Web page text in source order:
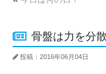
骨盤は力を分
投稿：2016年06月04日